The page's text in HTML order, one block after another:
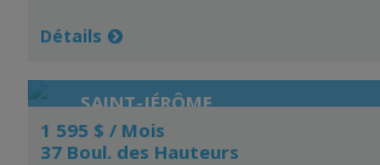
Détails
SAINT-JÉRÔME
1 595 $ / Mois
37 Boul. des Hauteurs